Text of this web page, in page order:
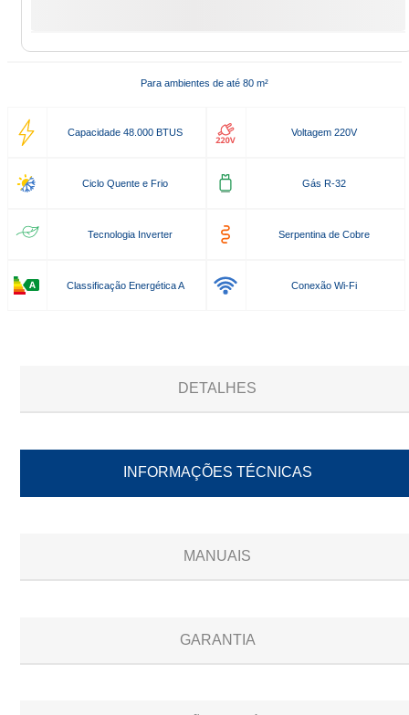
Para ambientes de até 80 m²
Capacidade 48.000 BTUS Voltagem 220V
Ciclo Quente e Frio Gás R-32
Tecnologia Inverter Serpentina de Cobre
Classificação Energética A Conexão Wi-Fi
DETALHES
INFORMAÇÕES TÉCNICAS
MANUAIS
GARANTIA